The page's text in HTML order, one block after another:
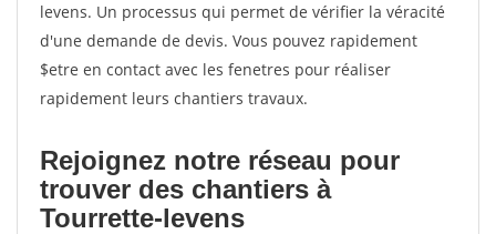
levens. Un processus qui permet de vérifier la véracité
d'une demande de devis. Vous pouvez rapidement
$etre en contact avec les fenetres pour réaliser
rapidement leurs chantiers travaux.
Rejoignez notre réseau pour
trouver des chantiers à
Tourrette-levens